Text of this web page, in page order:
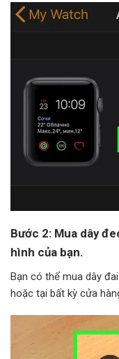
Bước 2: Mua dây
hình của bạn.
Bạn có thể mua dây
hoặc tại bất kỳ cửa